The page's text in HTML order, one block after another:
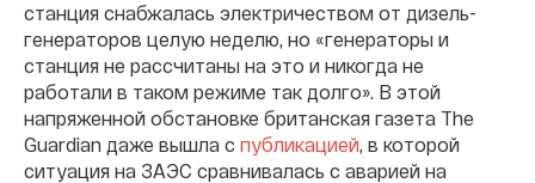
станция снабжалась электричеством от дизель-
генераторов целую неделю, но «генераторы и
станция не рассчитаны на это и никогда не
работали в таком режиме так долго». В этой
напряженной обстановке британская газета The
Guardian даже вышла с публикацией, в которой
ситуация на ЗАЭС сравнивалась с аварией на